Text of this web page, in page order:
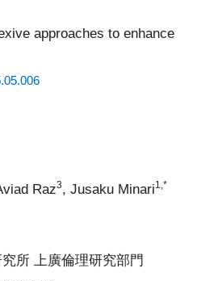
approaches to enhance
Raz3 , Jusaku Minari1,*
所 上廣倫理研究部門